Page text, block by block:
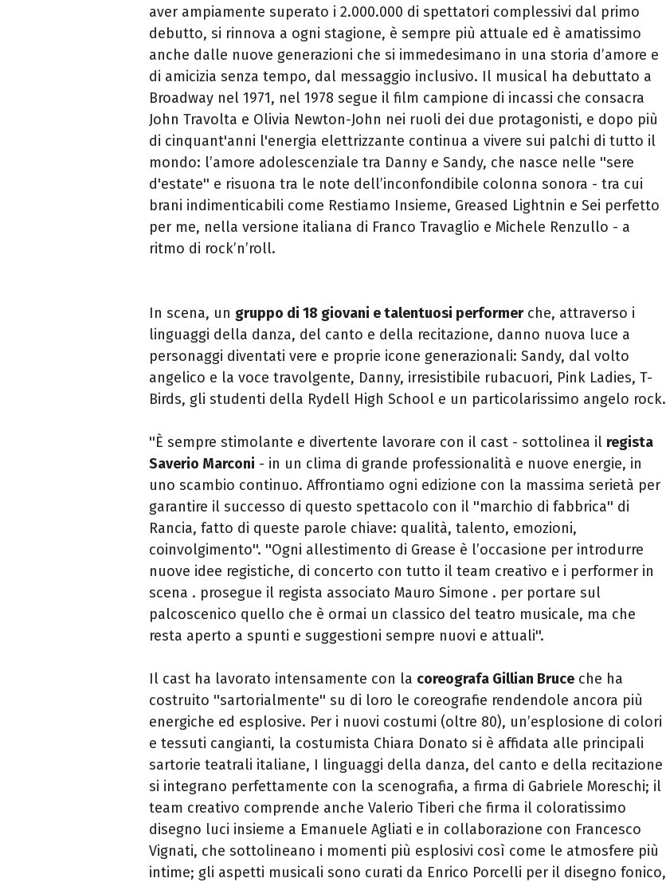
aver ampiamente superato i 2.000.000 di spettatori complessivi dal primo
debutto, si rinnova a ogni stagione, è sempre più attuale ed è amatissimo
anche dalle nuove generazioni che si immedesimano in una storia d’amore e
di amicizia senza tempo, dal messaggio inclusivo. Il musical ha debuttato a
Broadway nel 1971, nel 1978 segue il film campione di incassi che consacra
John Travolta e Olivia Newton-John nei ruoli dei due protagonisti, e dopo più
di cinquant'anni l'energia elettrizzante continua a vivere sui palchi di tutto il
mondo: l’amore adolescenziale tra Danny e Sandy, che nasce nelle ''sere
d'estate'' e risuona tra le note dell’inconfondibile colonna sonora - tra cui
brani indimenticabili come Restiamo Insieme, Greased Lightnin e Sei perfetto
per me, nella versione italiana di Franco Travaglio e Michele Renzullo - a
ritmo di rock’n’roll.
In scena, un gruppo di 18 giovani e talentuosi performerche, attraverso i
linguaggi della danza, del canto e della recitazione, danno nuova luce a
personaggi diventati vere e proprie icone generazionali: Sandy, dal volto
angelico e la voce travolgente, Danny, irresistibile rubacuori, Pink Ladies, T-
Birds, gli studenti della Rydell High School e un particolarissimo angelo rock.
''È sempre stimolante e divertente lavorare con il cast - sottolinea il regista
Saverio Marconi - in un clima di grande professionalità e nuove energie, in
uno scambio continuo. Affrontiamo ogni edizione con la massima serietà per
garantire il successo di questo spettacolo con il ''marchio di fabbrica'' di
Rancia, fatto di queste parole chiave: qualità, talento, emozioni,
coinvolgimento''. ''Ogni allestimento di Grease è l’occasione per introdurre
nuove idee registiche, di concerto con tutto il team creativo e i performer in
scena . prosegue il regista associato Mauro Simone . per portare sul
palcoscenico quello che è ormai un classico del teatro musicale, ma che
resta aperto a spunti e suggestioni sempre nuovi e attuali''.
Il cast ha lavorato intensamente con la coreografa Gillian Bruce che ha
costruito ''sartorialmente'' su di loro le coreografie rendendole ancora più
energiche ed esplosive. Per i nuovi costumi (oltre 80), un’esplosione di colori
e tessuti cangianti, la costumista Chiara Donato si è affidata alle principali
sartorie teatrali italiane, I linguaggi della danza, del canto e della recitazione
si integrano perfettamente con la scenografia, a firma di Gabriele Moreschi; il
team creativo comprende anche Valerio Tiberi che firma il coloratissimo
disegno luci insieme a Emanuele Agliati e in collaborazione con Francesco
Vignati, che sottolineano i momenti più esplosivi così come le atmosfere più
intime; gli aspetti musicali sono curati da Enrico Porcelli per il disegno fonico,